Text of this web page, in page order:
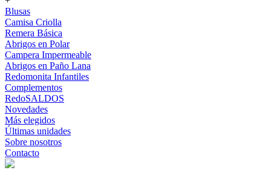
Blusas
Camisa Criolla
Remera Básica
Abrigos en Polar
Campera Impermeable
Abrigos en Paño Lana
Redomonita Infantiles
Complementos
RedoSALDOS
Novedades
Más elegidos
Últimas unidades
Sobre nosotros
Contacto